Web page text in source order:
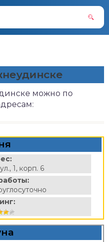
можно по
1, корп. 6